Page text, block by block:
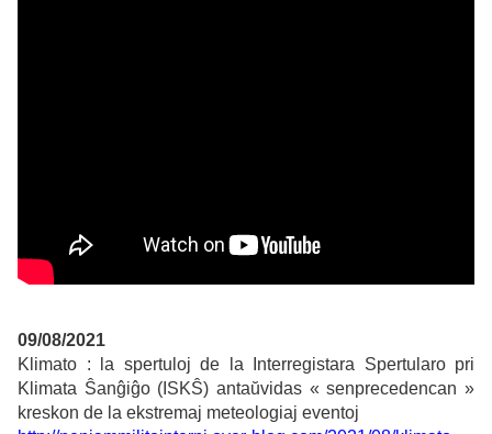
09/08/2021
Klimato : la spertuloj de la Interregistara Spertularo pri
Klimata Ŝanĝiĝo (ISKŜ) antaŭvidas « senprecedencan »
kreskon de la ekstremaj meteologiaj eventoj